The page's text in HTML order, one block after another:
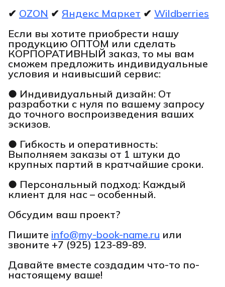
✔ OZON ✔ Яндекс Маркет ✔ Wildberries
Если вы хотите приобрести нашу
продукцию ОПТОМ или сделать
КОРПОРАТИВНЫЙ заказ, то мы вам
сможем предложить индивидуальные
условия и наивысший сервис:
● Индивидуальный дизайн: От
разработки с нуля по вашему запросу
до точного воспроизведения ваших
эскизов.
● Гибкость и оперативность:
Выполняем заказы от 1 штуки до
крупных партий в кратчайшие сроки.
● Персональный подход: Каждый
клиент для нас – особенный.
Обсудим ваш проект?
Пишите info@my-book-name.ru или
звоните +7 (925) 123-89-89.
Давайте вместе создадим что-то по-
настоящему ваше!